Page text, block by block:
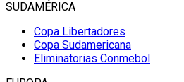
SUDAMÉRICA
Copa Libertadores
Copa Sudamericana
Eliminatorias Conmebol